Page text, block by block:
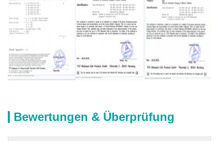
Bewertungen & Überprüfung